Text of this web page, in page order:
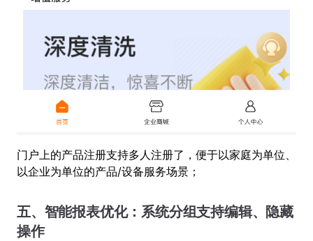
门户上的产品注册支持多人注册了，便于以家庭为单位、
以企业为单位的产品/设备服务场景；
五、智能报表优化：系统分组支持编辑、隐藏
操作